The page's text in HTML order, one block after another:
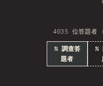
4035 位答題者
% 調查答
題者
%